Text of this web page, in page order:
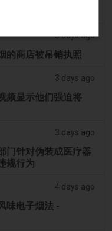
3 days ago
的商店被吊销执照
3 days ago
频显示他们强迫将
3 days ago
门针对伪装成医疗器
规行为
4 days ago
味电子烟法 -